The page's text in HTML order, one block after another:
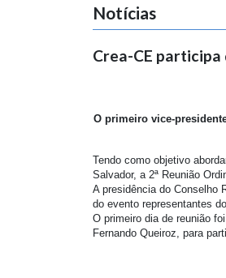
Notícias
Crea-CE participa
O primeiro vice-
Tendo como objetivo
Salvador, a 2ª Reunião
A presidência do Conselho
do evento representantes
O primeiro dia de reunião
Fernando Queiroz, para